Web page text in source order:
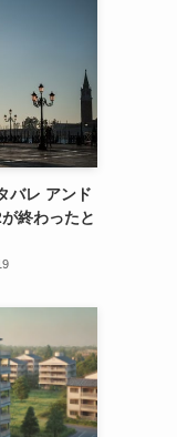
バレ アンド
終わったと